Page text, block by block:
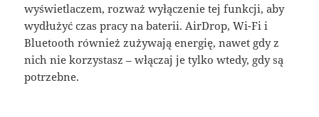
wyświetlaczem, rozważ wyłączenie tej funkcji, aby
wydłużyć czas pracy na baterii. AirDrop, Wi-Fi i
Bluetooth również zużywają energię, nawet gdy z
nich nie korzystasz – włączaj je tylko wtedy, gdy są
potrzebne.